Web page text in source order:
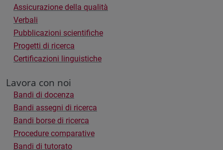
Assicurazione della qualità
Verbali
Pubblicazioni scientifiche
Progetti di ricerca
Certificazioni linguistiche
Lavora con noi
Bandi di docenza
Bandi assegni di ricerca
Bandi borse di ricerca
Procedure comparative
Bandi di tutorato